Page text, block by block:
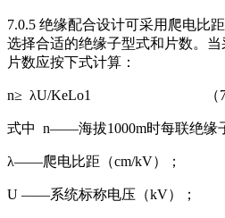
7.0.5 绝缘配合设计可采用爬电比
选择合适的绝缘子型式和片数。
片数应按下式计算：
n≥ λU/KeLo1 （
式中 n——海拔1000m时每联绝缘
λ——爬电比距（cm/kV）；
U ——系统标称电压（kV）；